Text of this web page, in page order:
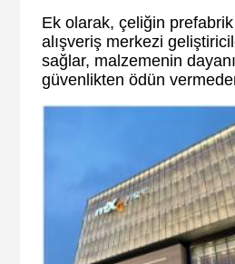
Ek olarak, çeliğin
alışveriş merkezi
sağlar, malzemenin
güvenlikten ödün